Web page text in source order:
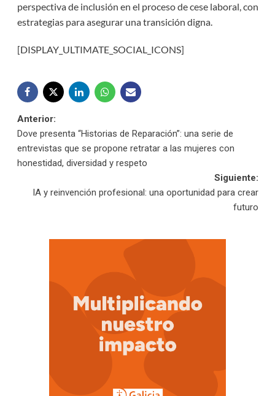
perspectiva de inclusión en el proceso de cese laboral, con
estrategias para asegurar una transición digna.
[DISPLAY_ULTIMATE_SOCIAL_ICONS]
Navegación
de
entradas
Anterior:
Dove presenta “Historias de Reparación”: una serie de
entrevistas que se propone retratar a las mujeres con
honestidad, diversidad y respeto
Siguiente:
IA y reinvención profesional: una oportunidad para crear
futuro